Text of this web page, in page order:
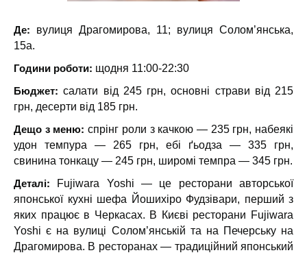
Де:
вулиця Драгомирова, 11; вулиця Солом’янська,
15а.
Години роботи: щодня 11:00-22:30
Бюджет:салати від 245 грн, основні страви від 215
грн, десерти від 185 грн.
Дещо з меню:спрінг роли з качкою — 235 грн, набеякі
удон темпура — 265 грн, ебі ґьодза — 335 грн,
свинина тонкацу — 245 грн, широмі темпра — 345 грн.
Деталі: Fujiwara Yoshi — це ресторани авторської
японської кухні шефа Йошихіро Фудзівари, перший з
яких працює в Черкасах. В Києві ресторани Fujiwara
Yoshi є на вулиці Солом’янській та на Печерську на
Драгомирова. В ресторанах — традиційний японський